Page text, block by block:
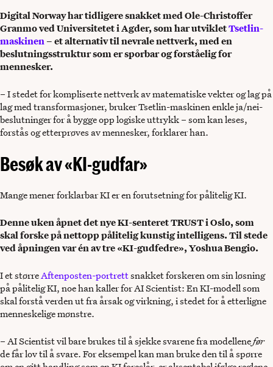
Digital Norway har tidligere snakket med Ole-Christoffer
Granmo ved Universitetet i Agder, som har utvikletTsetlin-
maskinen– et alternativ til nevrale nettverk, med en
beslutningsstruktur som er sporbar og forståelig for
mennesker.
– I stedet for kompliserte nettverk av matematiske vekter og lag på
lag med transformasjoner, bruker Tsetlin-maskinen enkle ja/nei-
beslutninger for å bygge opp logiske uttrykk – som kan leses,
forstås og etterprøves av mennesker, forklarer han.
Besøk av «KI-gudfar»
Mange mener forklarbar KI er en forutsetning for pålitelig KI.
Denne uken åpnet det nye KI-senteret TRUST i Oslo, som
skal forske på nettopp pålitelig kunstig intelligens. Til stede
ved åpningen var én av tre «KI-gudfedre», Yoshua Bengio.
I et størreAftenposten-portrettsnakket forskeren om sin løsning
på pålitelig KI, noe han kaller for AI Scientist: En KI-modell som
skal forstå verden ut fra årsak og virkning, i stedet for å etterligne
menneskelige mønstre.
– AI Scientist vil bare brukes til å sjekke svarene fra modellenefør
de får lov til å svare. For eksempel kan man bruke den til å spørre